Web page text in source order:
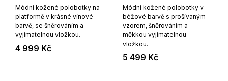
Módní kožené polobotky na
platformě v krásné vínové
barvě, se šněrováním a
vyjímatelnou vložkou.
4 999 Kč
Módní kožené polobotky v
béžové barvě s prošívaným
vzorem, šněrováním a
měkkou vyjímatelnou
vložkou.
5 499 Kč